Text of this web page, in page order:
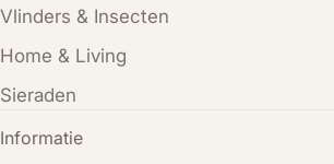
Vlinders & Insecten
Home & Living
Sieraden
Informatie